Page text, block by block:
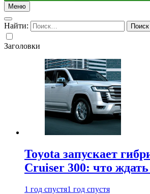
Меню
Найти:
Заголовки
Toyota запускает
Cruiser 300: что
1 год спустя1 год спустя